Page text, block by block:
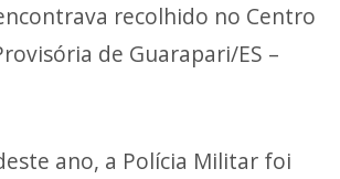
recolhido no Centro
de Guarapari/ES –
ano, a Polícia Militar foi